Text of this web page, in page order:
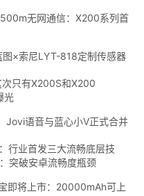
无网通信：X200系列首
×索尼LYT-818定制传感器
只有X200S和X200
光
Jovi语音与蓝心小V正式合并
行业首发三大流畅底层技
突破安卓流畅度瓶颈
即将上市：20000mAh可上